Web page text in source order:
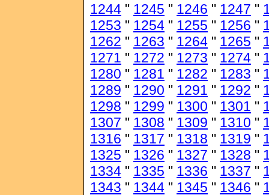
1244 " 1245 " 1246 " 1247 "
1253 " 1254 " 1255 " 1256 "
1262 " 1263 " 1264 " 1265 "
1271 " 1272 " 1273 " 1274 "
1280 " 1281 " 1282 " 1283 "
1289 " 1290 " 1291 " 1292 "
1298 " 1299 " 1300 " 1301 "
1307 " 1308 " 1309 " 1310 "
1316 " 1317 " 1318 " 1319 "
1325 " 1326 " 1327 " 1328 "
1334 " 1335 " 1336 " 1337 "
1343 " 1344 " 1345 " 1346 "